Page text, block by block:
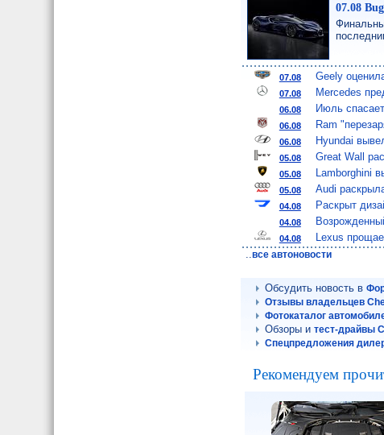
07.08
07.08 Geely
07.08 Mercedes
06.08 Июль
06.08 Ram
06.08 Hyundai
05.08 Great Wall
05.08 Lamborghini
05.08 Audi
04.08 Раскрыт
04.08
04.08
Lexus
..все автоновости
Обсудить новость в
Отзывы владельцев
Фотокаталог
Обзоры итест-драйвы
Спецпредложения
Рекомендуем